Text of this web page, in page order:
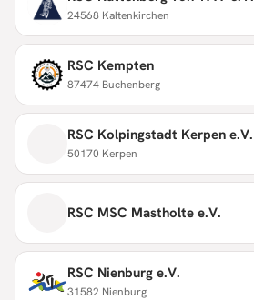
24568 Kaltenkirchen
RSC Kempten
87474 Buchenberg
RSC Kolpingstadt Kerpen e.V.
50170 Kerpen
RSC MSC Mastholte e.V.
RSC Nienburg e.V.
31582 Nienburg